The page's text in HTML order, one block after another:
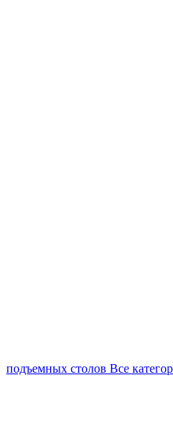
подъемных столов Все